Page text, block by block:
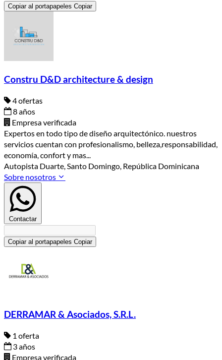
Copiar al portapapeles Copiar
Constru D&D architecture & design
4 ofertas
8 años
Empresa verificada
Expertos en todo tipo de diseño arquitectónico. nuestros
servicios cuentan con profesionalismo, belleza,responsabilidad,
economía, confort y mas...
Autopista Duarte, Santo Domingo, República Dominicana
Sobre nosotros
Contactar
Copiar al portapapeles Copiar
DERRAMAR & Asociados, S.R.L.
1 oferta
3 años
Empresa verificada